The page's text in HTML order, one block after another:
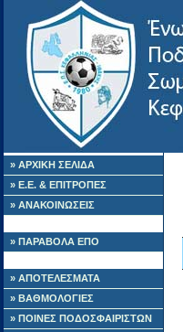
» ΑΡΧΙΚΗ ΣΕΛΙΔΑ
» Ε.Ε. & ΕΠΙΤΡΟΠΕΣ
» ΑΝΑΚΟΙΝΩΣΕΙΣ
» ΠΑΡΑΒΟΛΑ ΕΠΟ
» ΑΠΟΤΕΛΕΣΜΑΤΑ
» ΒΑΘΜΟΛΟΓΙΕΣ
» ΠΟΙΝΕΣ ΠΟΔΟΣΦΑΙΡΙΣΤΩΝ